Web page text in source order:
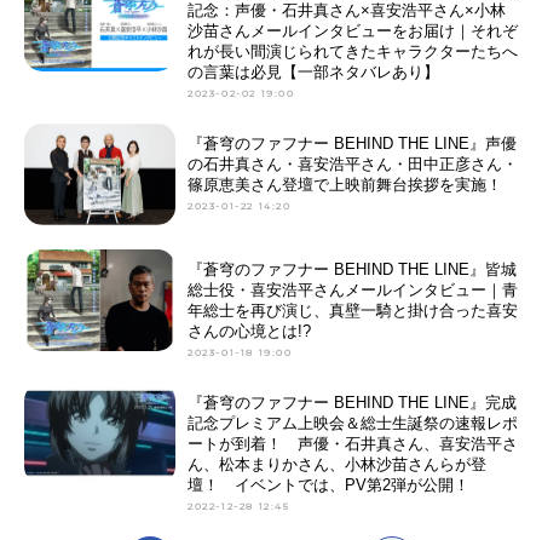
記念：声優・石井真さん×喜安浩平さん×小林
沙苗さんメールインタビューをお届け｜それぞ
れが長い間演じられてきたキャラクターたちへ
の言葉は必見【一部ネタバレあり】
2023-02-02 19:00
『蒼穹のファフナー BEHIND THE LINE』声優
の石井真さん・喜安浩平さん・田中正彦さん・
篠原恵美さん登壇で上映前舞台挨拶を実施！
2023-01-22 14:20
『蒼穹のファフナー BEHIND THE LINE』皆城
総士役・喜安浩平さんメールインタビュー｜青
年総士を再び演じ、真壁一騎と掛け合った喜安
さんの心境とは!?
2023-01-18 19:00
『蒼穹のファフナー BEHIND THE LINE』完成
記念プレミアム上映会＆総士生誕祭の速報レポ
ートが到着！ 声優・石井真さん、喜安浩平さ
ん、松本まりかさん、小林沙苗さんらが登
壇！ イベントでは、PV第2弾が公開！
2022-12-28 12:45